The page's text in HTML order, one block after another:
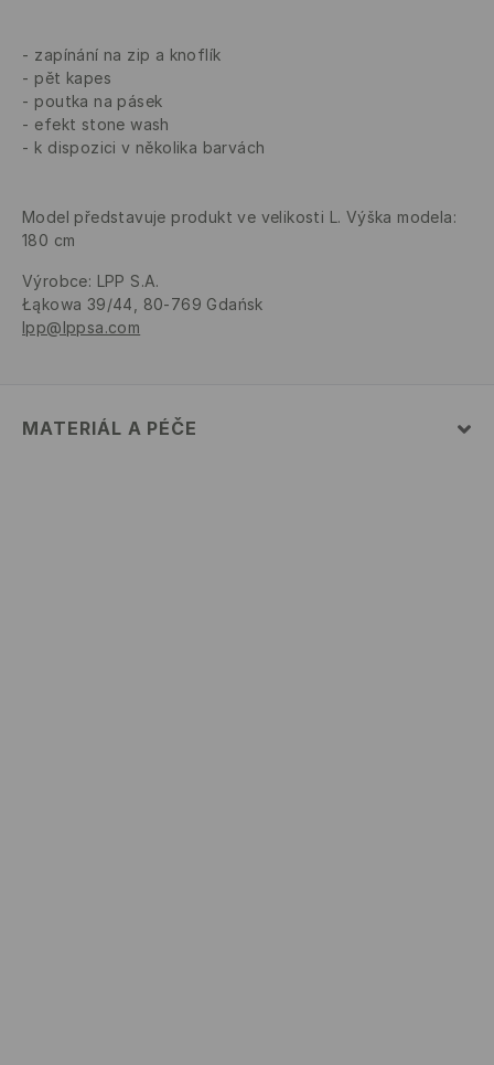
zapínání na zip a knoflík
pět kapes
poutka na pásek
efekt stone wash
k dispozici v několika barvách
Model představuje produkt ve velikosti L. Výška modela:
180 cm
Výrobce: LPP S.A.
Łąkowa 39/44, 80-769 Gdańsk
lpp@lppsa.com
MATERIÁL A PÉČE